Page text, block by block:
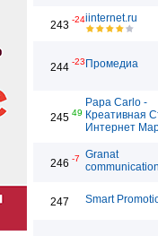
243 -24iinternet.ru
244 -23 Промедиа
245 49
Papa Carlo -
Креативная
Интернет
246 -7
Granat
247 Smart